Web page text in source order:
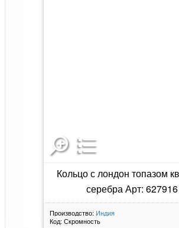
Кольцо с лондон топазом
серебра Арт: 627916
Производство: Индия
Код: Скромность